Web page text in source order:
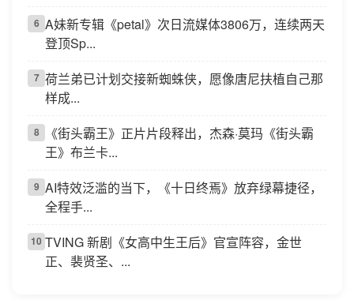
6 A妹新专辑《petal》次日流媒体3806万，连续两天
登顶Sp...
7 荷兰弟已计划交接新蜘蛛侠，愿像唐尼扶植自己那
样成...
8
《街头霸王》正片片段释出，杰森·莫玛《街头霸
王》布兰卡...
9 AI特效泛滥的当下，《十日终焉》放弃绿幕捷径，
全程手...
10 TVING 新剧《女高中生王后》官宣阵容，金世
正、裴贤圣、...